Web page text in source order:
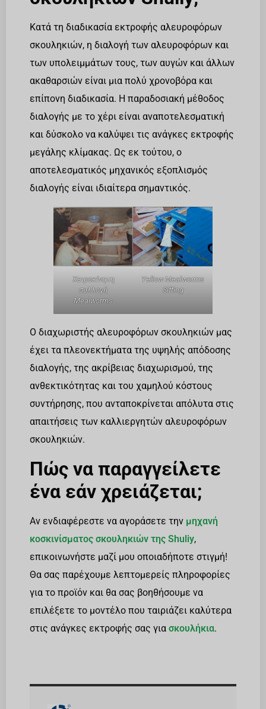
Κατά τη διαδικασία εκτροφής αλευροφόρων
σκουληκιών, η διαλογή των αλευροφόρων και
των υπολειμμάτων τους, των αυγών και άλλων
ακαθαρσιών είναι μια πολύ χρονοβόρα και
επίπονη διαδικασία. Η παραδοσιακή μέθοδος
διαλογής με το χέρι είναι αναποτελεσματική
και δύσκολο να καλύψει τις ανάγκες εκτροφής
μεγάλης κλίμακας. Ως εκ τούτου, ο
αποτελεσματικός μηχανικός εξοπλισμός
διαλογής είναι ιδιαίτερα σημαντικός.
Χειροκίνητη
συλλογή
Mealworms
Yellow Mealworms
Sifting
Ο διαχωριστής αλευροφόρων σκουληκιών μας
έχει τα πλεονεκτήματα της υψηλής απόδοσης
διαλογής, της ακρίβειας διαχωρισμού, της
ανθεκτικότητας και του χαμηλού κόστους
συντήρησης, που ανταποκρίνεται απόλυτα στις
απαιτήσεις των καλλιεργητών αλευροφόρων
σκουληκιών.
Πώς να παραγγείλετε
ένα εάν χρειάζεται;
Αν ενδιαφέρεστε να αγοράσετε την μηχανή
κοσκινίσματος σκουληκιών της Shuliy,
επικοινωνήστε μαζί μου οποιαδήποτε στιγμή!
Θα σας παρέχουμε λεπτομερείς πληροφορίες
για το προϊόν και θα σας βοηθήσουμε να
επιλέξετε το μοντέλο που ταιριάζει καλύτερα
στις ανάγκες εκτροφής σας για σκουλήκια.